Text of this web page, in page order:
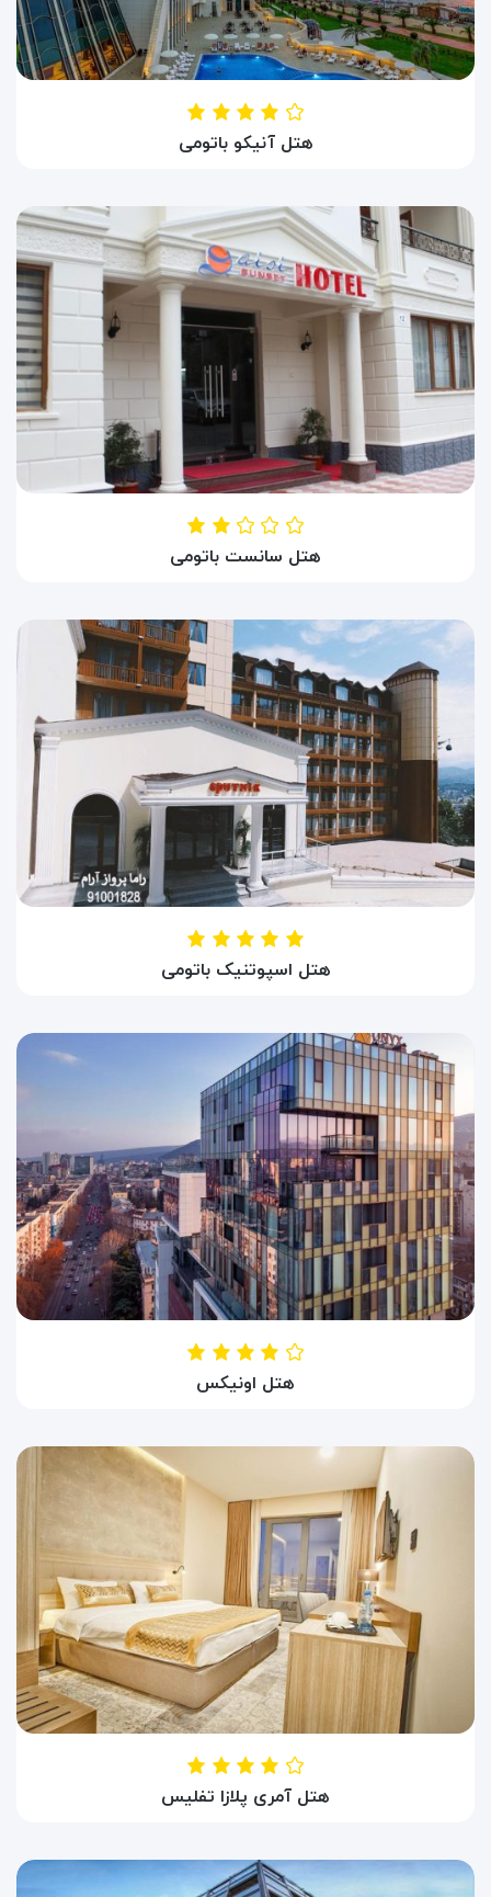
هتل آنیکو باتومی
باتومی ، گرجستان
هتل سانست باتومی
باتومی ، گرجستان
هتل اسپوتنیک باتومی
باتومی ، گرجستان
هتل اونیکس
هتل آمری پلازا تفلیس
تفلیس ، گرجستان